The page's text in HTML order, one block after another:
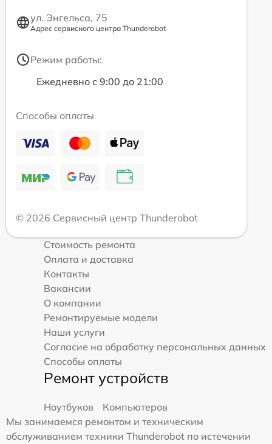
ул. Энгельса, 75
Адрес сервисного центра Thunderobot
Режим работы:
Ежедневно с 9:00 до 21:00
Способы оплаты
© 2026 Сервисный центр Thunderobot
Стоимость ремонта
Оплата и доставка
Контакты
Вакансии
О компании
Ремонтируемые модели
Наши услуги
Согласие на обработку персональных данных
Способы оплаты
Ремонт устройств
Ноутбуков
Компьютеров
Мы занимаемся ремонтом и техническим
обслуживанием техники Thunderobot по истечении